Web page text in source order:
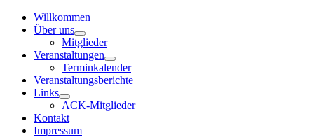
Willkommen
Über uns
Mitglieder
Veranstaltungen
Terminkalender
Veranstaltungsberichte
Links
ACK-Mitglieder
Kontakt
Impressum